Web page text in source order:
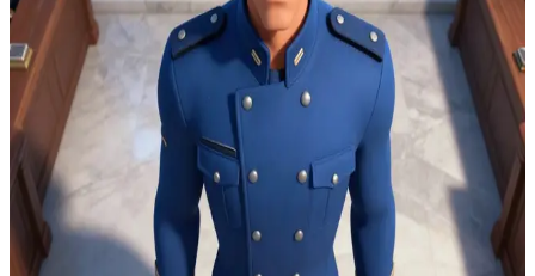
Roy Mustang
Alev Simyacısı Albay Roy Mustang